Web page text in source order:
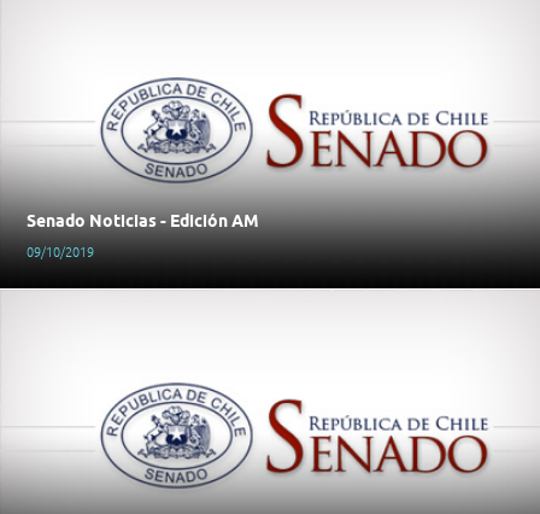
Senado Noticias - Edición AM
09/10/2019